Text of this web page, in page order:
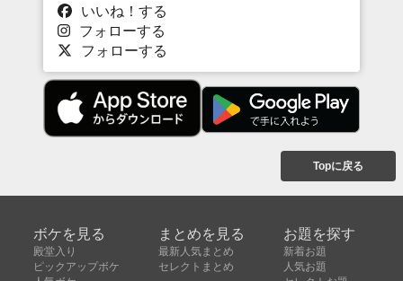
いいね！する
フォローする
フォローする
Topに戻る
ボケを見る
殿堂入り
ピックアップボケ
まとめを見る
最新人気まとめ
セレクトまとめ
お題を探す
新着お題
人気お題